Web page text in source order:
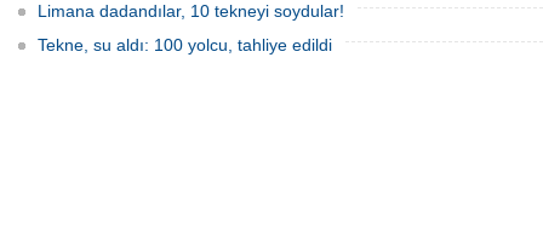
Limana dadandılar, 10 tekneyi soydular!
Tekne, su aldı: 100 yolcu, tahliye edildi